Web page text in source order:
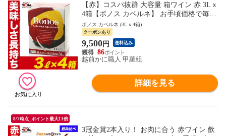
【赤】コスパ抜群 大容量 箱ワイン 赤 3Lｘ
4箱【ボノス カベルネ】 お手頃価格で毎日
美味しく飲める バッグインボックスワイン
イベント パーティ お祝い
ボノス カベルネ (3L x 4箱)
クーポンあり
9,500円 送料込み
86
越前かに職人 甲羅組
詳細を見る
8/7時点_ポイント最大11倍
3冠金賞2本入り！ お肉に合う 赤ワイン 飲